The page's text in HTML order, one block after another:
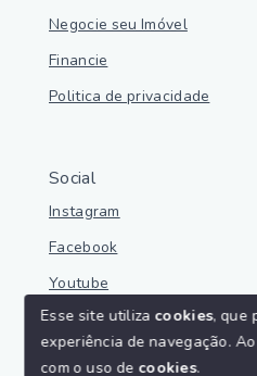
Negocie seu Imóvel
Financie
Politica de privacidade
Social
Instagram
Facebook
Youtube
© Copyright 2026 - Parnaíba
Esse site utiliza cookies, que
experiência de navegação.
com o uso de cookies.